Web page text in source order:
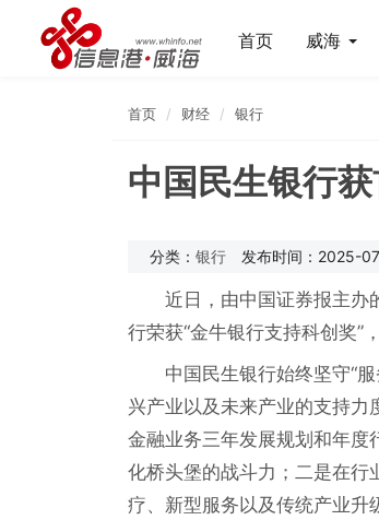
首页 威海
首页 财经 银行
中国民生银行
分类： 银行 发布时间：2025-
近日，由中国证券报主办
行荣获“金牛银行支持科创奖”
中国民生银行始终坚守“
兴产业以及未来产业的支持力
金融业务三年发展规划和年度
化桥头堡的战斗力；二是在行
疗、新型服务以及传统产业升